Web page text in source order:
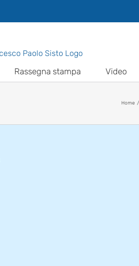
Rassegna stampa Video
Home